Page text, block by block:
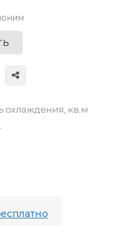
охлаждения, кв.м